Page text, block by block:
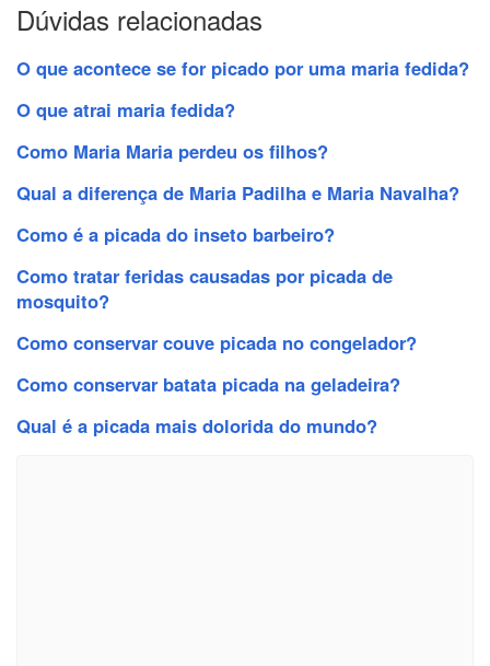
Dúvidas relacionadas
O que acontece se for picado por uma maria fedida?
O que atrai maria fedida?
Como Maria Maria perdeu os filhos?
Qual a diferença de Maria Padilha e Maria Navalha?
Como é a picada do inseto barbeiro?
Como tratar feridas causadas por picada de
mosquito?
Como conservar couve picada no congelador?
Como conservar batata picada na geladeira?
Qual é a picada mais dolorida do mundo?